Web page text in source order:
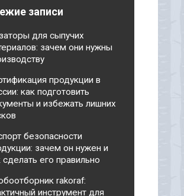
записи
для сыпучих
зачем они нужны
продукции в
как подготовить
и избежать лишних
безопасности
зачем он нужен и
сделать его правильно
rakoraf:
инструмент для